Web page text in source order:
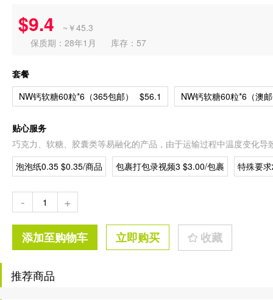
$9.4
~￥45.3
保质期：28年1月
库存：57
套餐
NW钙软糖60粒*6（365包邮）
$56.1 NW钙软糖60粒*6（澳
贴心服务
巧克力、软糖、胶囊类等易融化的产品，由于运输过程中温度变化
泡泡纸0.35 $0.35/商品
包裹打包录视频3 $3.00/包裹 特殊要
- +
添加至购物车 立即购买 收藏
推荐商品